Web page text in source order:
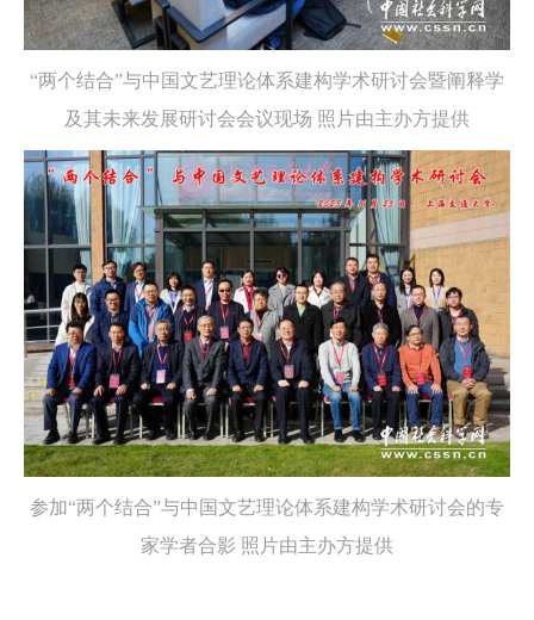
“两个结合”与中国文艺理论体系建构学术研讨会暨阐释学
及其未来发展研讨会会议现场 照片由主办方提供
参加“两个结合”与中国文艺理论体系建构学术研讨会的专
家学者合影 照片由主办方提供